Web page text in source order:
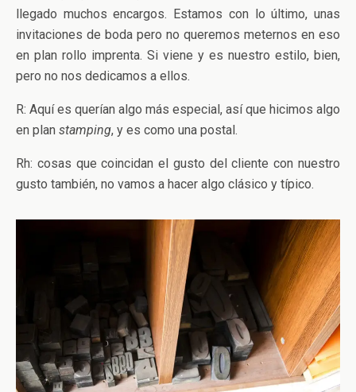
llegado muchos encargos. Estamos con lo último, unas
invitaciones de boda pero no queremos meternos en eso
en plan rollo imprenta. Si viene y es nuestro estilo, bien,
pero no nos dedicamos a ellos.
R: Aquí es querían algo más especial, así que hicimos algo
en plan stamping, y es como una postal.
Rh: cosas que coincidan el gusto del cliente con nuestro
gusto también, no vamos a hacer algo clásico y típico.